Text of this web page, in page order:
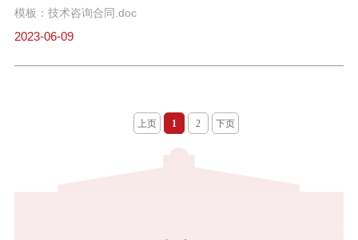
模板：技术咨询合同.doc
2023-06-09
上页 1 2 下页